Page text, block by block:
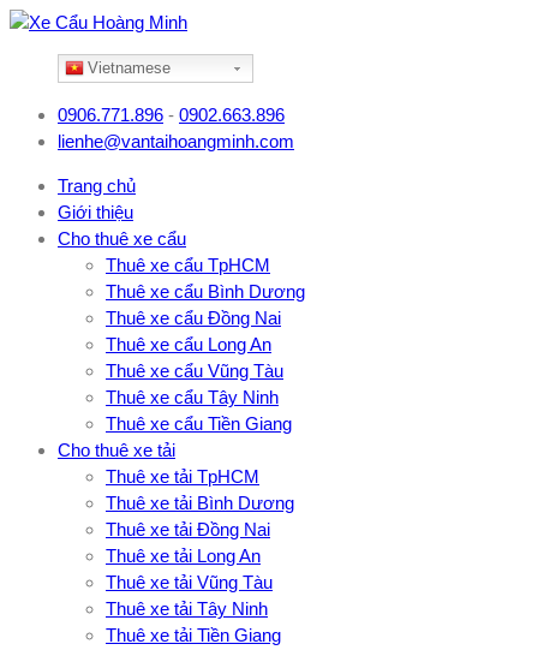
Vietnamese
0906.771.896 - 0902.663.896
lienhe@vantaihoangminh.com
Trang chủ
Giới thiệu
Cho thuê xe cẩu
Thuê xe cẩu TpHCM
Thuê xe cẩu Bình Dương
Thuê xe cẩu Đồng Nai
Thuê xe cẩu Long An
Thuê xe cẩu Vũng Tàu
Thuê xe cẩu Tây Ninh
Thuê xe cẩu Tiền Giang
Cho thuê xe tải
Thuê xe tải TpHCM
Thuê xe tải Bình Dương
Thuê xe tải Đồng Nai
Thuê xe tải Long An
Thuê xe tải Vũng Tàu
Thuê xe tải Tây Ninh
Thuê xe tải Tiền Giang